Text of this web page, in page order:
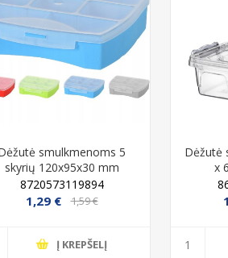
smulkmenoms 5
skyrių 120x95x30 mm
8720573119894
1,29 € 1,59 €
Į KREPŠELĮ
Dėžutė
x